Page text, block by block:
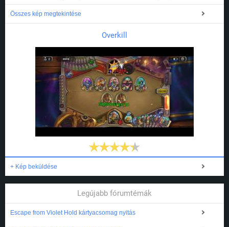
Összes kép megtekintése
Overkill
+ Kép beküldése
Legújabb fórumtémák
Escape from Violet Hold kártyacsomag nyitás